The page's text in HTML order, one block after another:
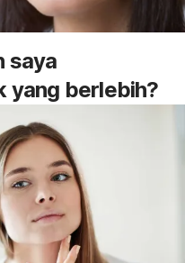
saya
yang berlebih?